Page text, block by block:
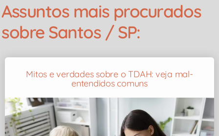
Assuntos mais procurados
sobre Santos / SP:
Mitos e verdades sobre o TDAH: veja mal-
entendidos comuns